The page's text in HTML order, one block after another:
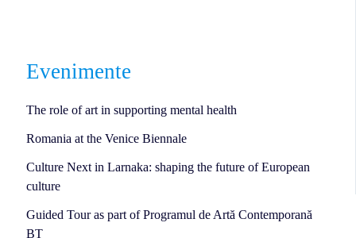
Evenimente
The role of art in supporting mental health
Romania at the Venice Biennale
Culture Next in Larnaka: shaping the future of European
culture
Guided Tour as part of Programul de Artă Contemporană
BT